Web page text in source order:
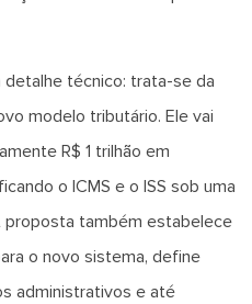
técnico: trata-se da
modelo tributário. Ele vai
R$ 1 trilhão em
o ICMS e o ISS sob uma
proposta também estabelece
o novo sistema, define
administrativos e até